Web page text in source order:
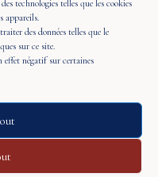
technologies telles que les cookies
appareils.
des données telles que le
sur ce site.
effet négatif sur certaines
droits réservés